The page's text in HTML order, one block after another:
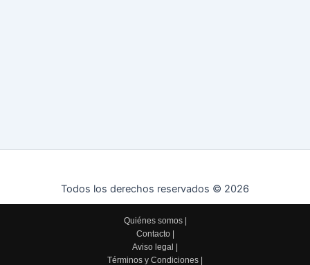
Todos los derechos reservados © 2026
Quiénes somos|
Contacto|
Aviso legal
Términos y Condiciones